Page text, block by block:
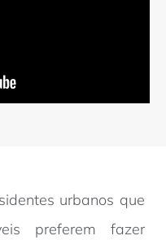
urbanos que
preferem fazer